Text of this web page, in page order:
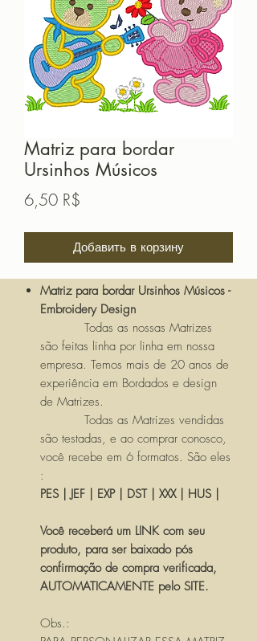
Matriz para bordar
Ursinhos Músicos
6,50 R$
Добавить в корзину
Matriz para bordar Ursinhos Músicos -
Embroidery Design
Todas as nossas Matrizes
são feitas linha por linha em nossa
empresa. Temos mais de 20 anos de
experiência em Bordados e design
de Matrizes.
Todas as Matrizes vendidas
são testadas, e ao comprar conosco,
você recebe em 6 formatos. São eles
:
PES | JEF | EXP | DST | XXX | HUS |
Você receberá um LINK com seu
produto, para ser baixado pós
confirmação de compra verificada,
AUTOMATICAMENTE pelo SITE.
Obs.: